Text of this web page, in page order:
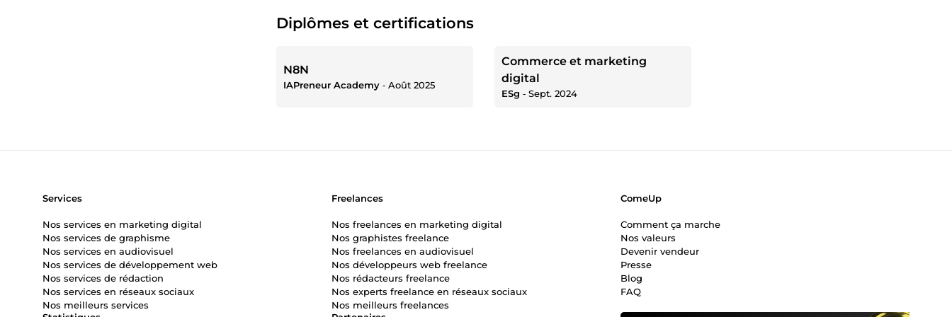
Diplômes et certifications
N8N
IAPreneur Academy ‐ Août 2025
Commerce et marketing
digital
ESg ‐ Sept. 2024
Services
Nos services en marketing digital
Nos services de graphisme
Nos services en audiovisuel
Nos services de développement web
Nos services de rédaction
Nos services en réseaux sociaux
Nos meilleurs services
Freelances
Nos freelances en marketing digital
Nos graphistes freelance
Nos freelances en audiovisuel
Nos développeurs web freelance
Nos rédacteurs freelance
Nos experts freelance en réseaux sociaux
Nos meilleurs freelances
ComeUp
Comment ça marche
Nos valeurs
Devenir vendeur
Presse
Blog
FAQ